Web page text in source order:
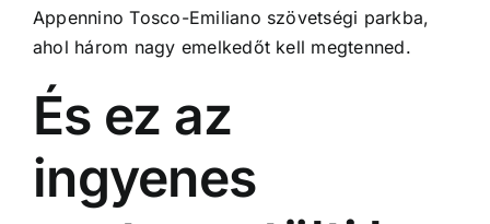
Appennino Tosco-Emiliano szövetségi parkba,
ahol három nagy emelkedőt kell megtenned.
És ez az
ingyenes